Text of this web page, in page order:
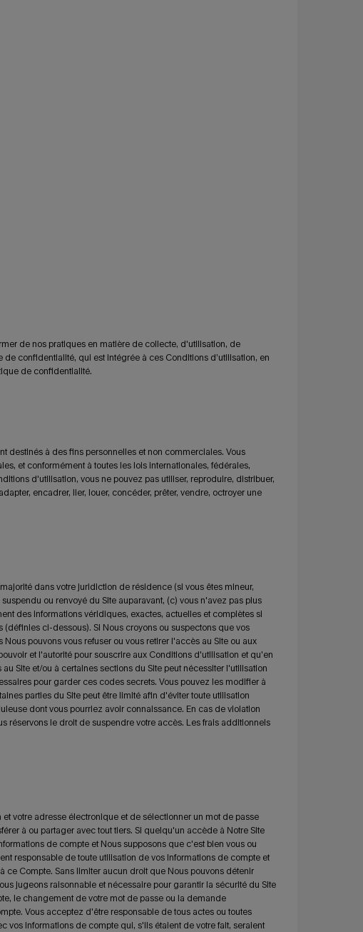
de nos pratiques en matière de collecte, d'utilisation, de
de confidentialité, qui est intégrée à ces Conditions d’utilisation, en
de confidentialité.
destinés à des fins personnelles et non commerciales. Vous
et conformément à toutes les lois internationales, fédérales,
d'utilisation, vous ne pouvez pas utiliser, reproduire, distribuer,
adapter, encadrer, lier, louer, concéder, prêter, vendre, octroyer une
dans votre juridiction de résidence (si vous êtes mineur,
ou renvoyé du Site auparavant, (c) vous n'avez pas plus
des informations véridiques, exactes, actuelles et complètes si
ci-dessous). Si Nous croyons ou suspectons que vos
pouvons vous refuser ou vous retirer l'accès au Site ou aux
et l'autorité pour souscrire aux Conditions d'utilisation et qu'en
Site et/ou à certaines sections du Site peut nécessiter l'utilisation
pour garder ces codes secrets. Vous pouvez les modifier à
parties du Site peut être limité afin d'éviter toute utilisation
dont vous pourriez avoir connaissance. En cas de violation
réservons le droit de suspendre votre accès. Les frais additionnels
votre adresse électronique et de sélectionner un mot de passe
à ou partager avec tout tiers. Si quelqu'un accède à Notre Site
de compte et Nous supposons que c'est bien vous ou
responsable de toute utilisation de vos Informations de compte et
Compte. Sans limiter aucun droit que Nous pouvons détenir
jugeons raisonnable et nécessaire pour garantir la sécurité du Site
le changement de votre mot de passe ou la demande
Vous acceptez d'être responsable de tous actes ou toutes
vos Informations de compte qui, s'ils étaient de votre fait, seraient